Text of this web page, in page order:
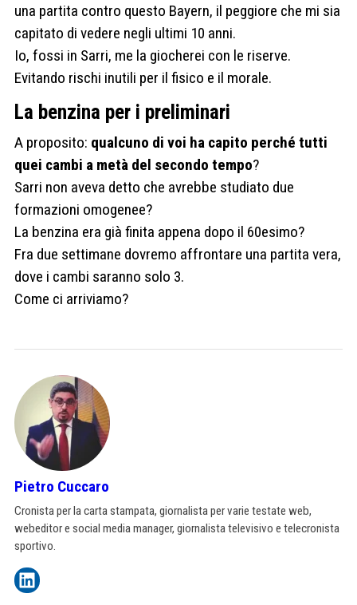
una partita contro questo Bayern, il peggiore che mi sia
capitato di vedere negli ultimi 10 anni.
Io, fossi in Sarri, me la giocherei con le riserve.
Evitando rischi inutili per il fisico e il morale.
La benzina per i preliminari
A proposito: qualcuno di voi ha capito perché tutti
quei cambi a metà del secondo tempo?
Sarri non aveva detto che avrebbe studiato due
formazioni omogenee?
La benzina era già finita appena dopo il 60esimo?
Fra due settimane dovremo affrontare una partita vera,
dove i cambi saranno solo 3.
Come ci arriviamo?
Pietro Cuccaro
Cronista per la carta stampata, giornalista per varie testate web,
webeditor e social media manager, giornalista televisivo e telecronista
sportivo.